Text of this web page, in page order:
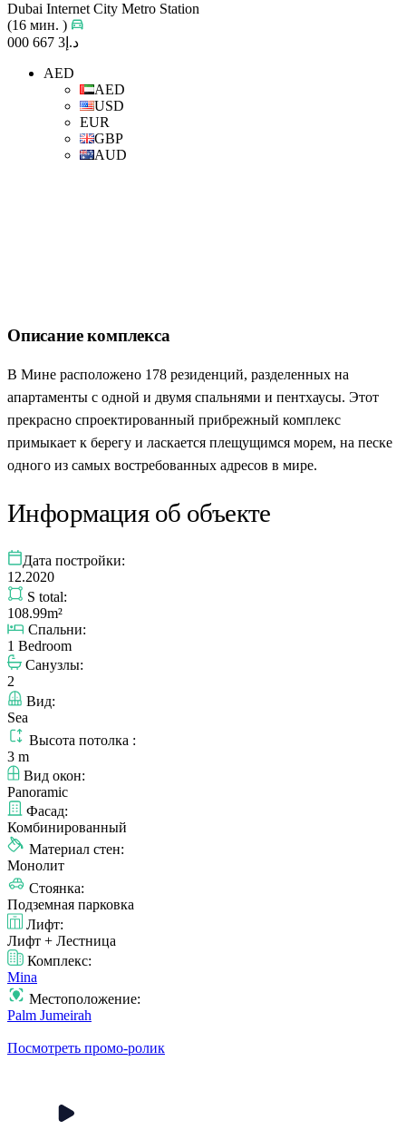
Dubai Internet City Metro Station
(16 мин. )
د.إ3 667 000
AED
AED
USD
EUR
GBP
AUD
Описание комплекса
В Мине расположено 178 резиденций, разделенных на
апартаменты с одной и двумя спальнями и пентхаусы. Этот
прекрасно спроектированный прибрежный комплекс
примыкает к берегу и ласкается плещущимся морем, на песке
одного из самых востребованных адресов в мире.
Информация об объекте
Дата постройки:
12.2020
S total:
108.99m²
Спальни:
1 Bedroom
Санузлы:
2
Вид:
Sea
Высота потолка :
3 m
Вид окон:
Panoramic
Фасад:
Комбинированный
Материал стен:
Монолит
Стоянка:
Подземная парковка
Лифт:
Лифт + Лестница
Комплекс:
Mina
Местоположение:
Palm Jumeirah
Посмотреть промо-ролик